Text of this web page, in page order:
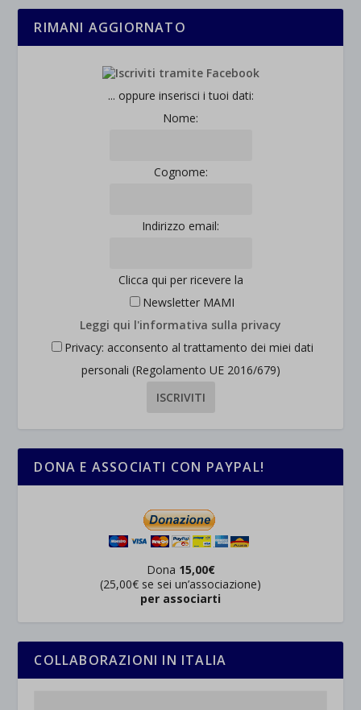
RIMANI AGGIORNATO
... oppure inserisci i tuoi dati:
Nome:
Cognome:
Indirizzo email:
Clicca qui per ricevere la
Newsletter MAMI
Leggi qui l'informativa sulla privacy
Privacy: acconsento al trattamento dei miei dati
personali (Regolamento UE 2016/679)
DONA E ASSOCIATI CON PAYPAL!
Dona 15,00€
(25,00€ se sei un’associazione)
per associarti
COLLABORAZIONI IN ITALIA